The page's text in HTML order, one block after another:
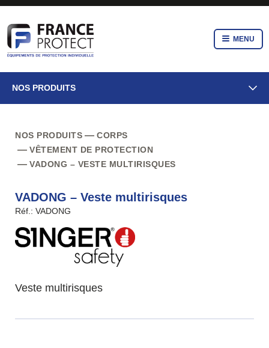
MENU
NOS PRODUITS
NOS PRODUITS
CORPS
VÊTEMENT DE PROTECTION
VADONG – VESTE MULTIRISQUES
VADONG – Veste multirisques
Réf.: VADONG
Veste multirisques